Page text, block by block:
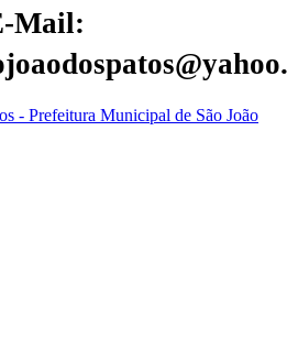
Mail:
- Prefeitura Municipal de São João